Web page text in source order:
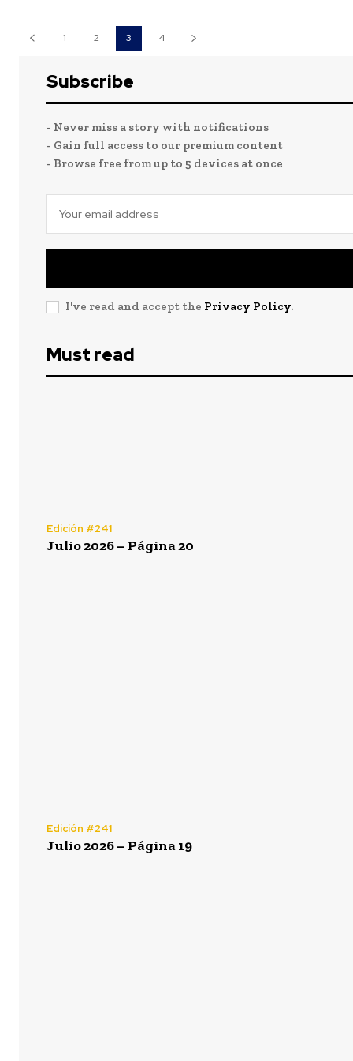
1 2 3 4
Subscribe
- Never miss a story with notifications
- Gain full access to our premium content
- Browse free from up to 5 devices at once
I've read and accept the Privacy Policy.
Must read
Edición #241
Julio 2026 – Página 20
Edición #241
Julio 2026 – Página 19